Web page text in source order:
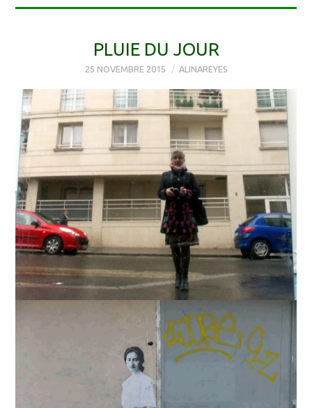
PLUIE DU JOUR
25 NOVEMBRE 2015 ALINAREYES